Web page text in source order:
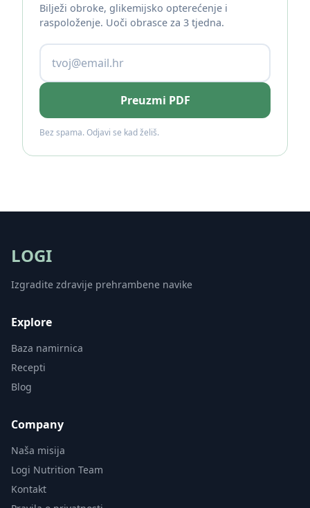
Bilježi obroke, glikemijsko opterećenje i
raspoloženje. Uoči obrasce za 3 tjedna.
Preuzmi PDF
Bez spama. Odjavi se kad želiš.
LOGI
Izgradite zdravije prehrambene navike
Explore
Baza namirnica
Recepti
Blog
Company
Naša misija
Logi Nutrition Team
Kontakt